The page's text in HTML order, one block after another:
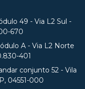
49 - Via L2 Sul -
670
A - Via L2 Norte
401
conjunto 52 - Vila
04551-000